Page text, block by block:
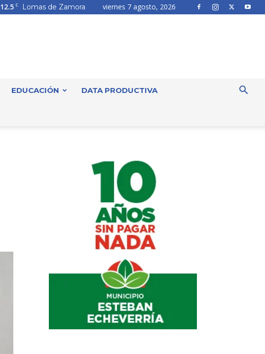
12.5 C Lomas de Zamora viernes 7 agosto, 2026
EDUCACIÓN DATA PRODUCTIVA